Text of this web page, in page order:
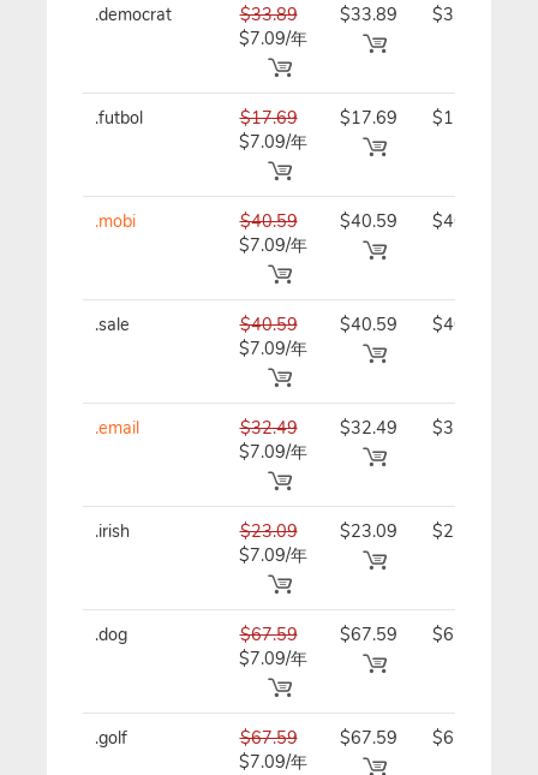
.democrat
$33.89
$7.09/年
$33.89
$33.89/
.futbol
$17.69
$7.09/年
$17.69
$17.69/
.mobi
$40.59
$7.09/年
$40.59
$40.59/
.sale
$40.59
$7.09/年
$40.59
$40.59/
.email
$32.49
$7.09/年
$32.49
$32.49/
.irish
$23.09
$7.09/年
$23.09
$23.09/
.dog
$67.59
$7.09/年
$67.59
$67.59/
.golf
$67.59
$7.09/年
$67.59
$67.59/